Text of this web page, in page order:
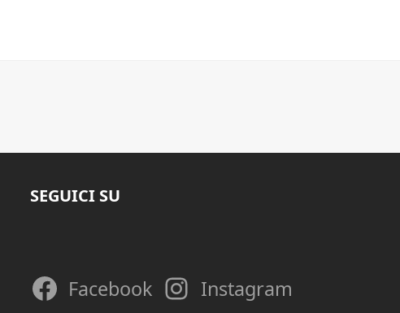
SEGUICI SU
Facebook Instagram